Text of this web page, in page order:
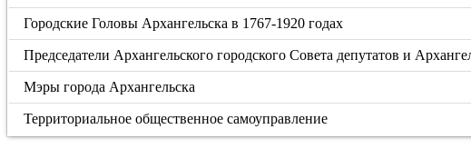
Городские Головы Архангельска в 1767-1920 годах
Председатели Архангельского городского Совета депутатов и
Мэры города Архангельска
Территориальное общественное самоуправление